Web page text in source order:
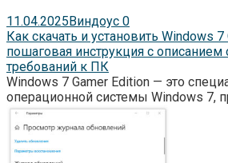
11.04.2025 Виндоус 0
Как скачать и установить Windows
пошаговая инструкция с описанием
требований к ПК
Windows 7 Gamer Edition — это
операционной системы Windows 7,